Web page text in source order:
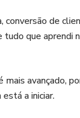
conversão de
tudo que aprendi
avançado,
a iniciar.